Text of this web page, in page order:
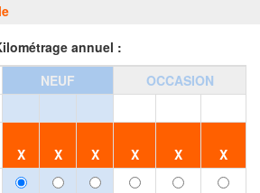
annuel :
NEUF
OCCASION
X X X X X
X